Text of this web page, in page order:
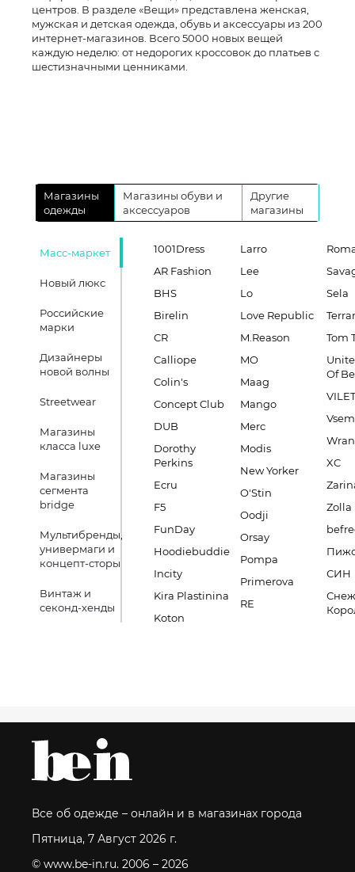
центров. В разделе «Вещи» представлена женская,
мужская и детская одежда, обувь и аксессуары из 200
интернет-магазинов. Всего 5000 новых вещей
каждую неделю: от недорогих кроссовок до платьев с
шестизначными ценниками.
Магазины
одежды
Магазины обуви и
аксессуаров
Другие
магазины
Масс-маркет
Новый люкс
Российские
марки
Дизайнеры
новой волны
Streetwear
Магазины
класса luxe
Магазины
сегмента
bridge
Мультибренды,
универмаги и
концепт-сторы
Винтаж и
секонд-хенды
1001Dress
AR Fashion
BHS
Birelin
CR
Calliope
Colin's
Concept Club
DUB
Dorothy
Perkins
Ecru
F5
FunDay
Hoodiebuddie
Incity
Kira Plastinina
Koton
Larro
Lee
Lo
Love Republic
M.Reason
MO
Maag
Mango
Merc
Modis
New Yorker
O'Stin
Oodji
Orsay
Pompa
Primerova
RE
Sela
Tom
Of
VILET
XC
Zolla
СИН
Все об одежде – онлайн и в магазинах города
Пятница, 7 Август 2026 г.
© www.be-in.ru. 2006 – 2026